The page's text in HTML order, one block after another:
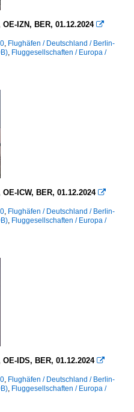
IZN, BER, 01.12.2024 
, Flughäfen / Deutschland / Berlin-
, Fluggesellschaften / Europa /
ICW, BER, 01.12.2024 
, Flughäfen / Deutschland / Berlin-
, Fluggesellschaften / Europa /
IDS, BER, 01.12.2024 
, Flughäfen / Deutschland / Berlin-
, Fluggesellschaften / Europa /